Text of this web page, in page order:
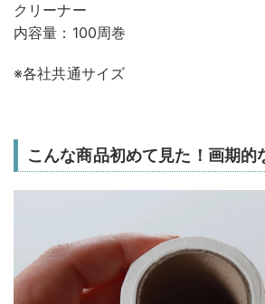
クリーナー
内容量：100周巻
※各社共通サイズ
こんな商品初めて見た！画期的